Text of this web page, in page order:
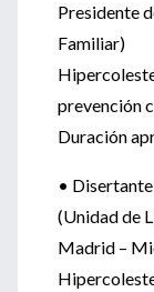
Presidente
Familiar)
prevención
Duración
•
(Unidad de
Madrid –